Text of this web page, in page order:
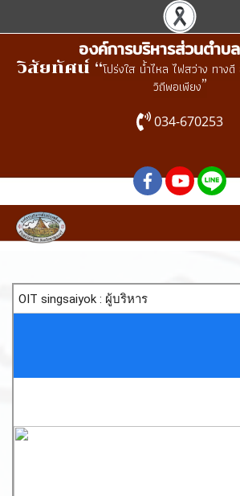
องค์การบริหารส่วนตำบ
วิสัยทัศน์ “โปร่งใส น้ำไหล ไฟสว่าง ทา
วิถีพอเพียง”
034-670253